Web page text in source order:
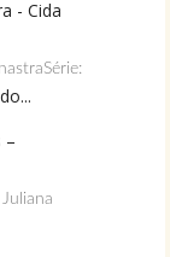
- Cida
–